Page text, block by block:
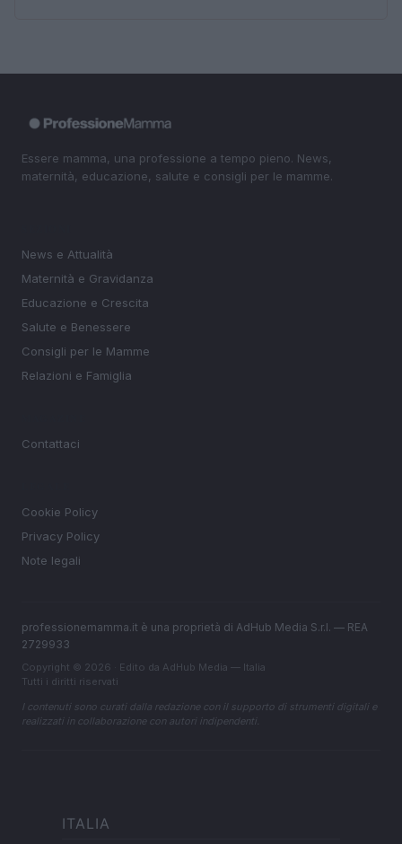
Essere mamma, una professione a tempo pieno. News,
maternità, educazione, salute e consigli per le mamme.
News e Attualità
Maternità e Gravidanza
Educazione e Crescita
Salute e Benessere
Consigli per le Mamme
Relazioni e Famiglia
Contattaci
Cookie Policy
Privacy Policy
Note legali
professionemamma.it è una proprietà di AdHub Media S.r.l. — REA
2729933
Copyright © 2026 · Edito da AdHub Media — Italia
Tutti i diritti riservati
I contenuti sono curati dalla redazione con il supporto di strumenti digitali e
realizzati in collaborazione con autori indipendenti.
ITALIA